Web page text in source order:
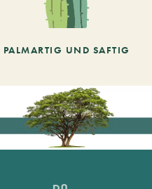
PALMARTIG UND SAFTIG